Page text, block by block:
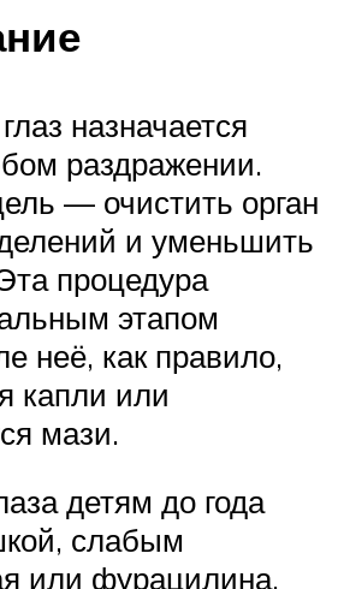
назначается
раздражении.
— очистить орган
и уменьшить
процедура
этапом
неё, как правило,
капли или
мази.
детям до года
слабым
или фурацилина.